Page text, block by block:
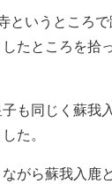
というところ
たところを拾
も同じく蘇我
た。
がら蘇我入鹿